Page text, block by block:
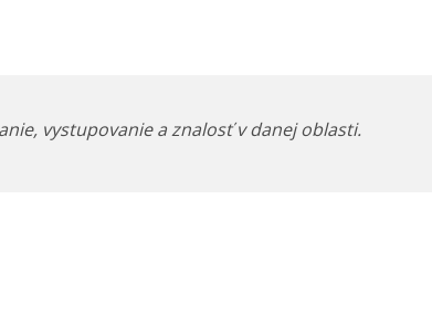
vystupovanie a znalosť v danej oblasti.